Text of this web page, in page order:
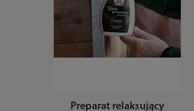
Preparat relaksujący